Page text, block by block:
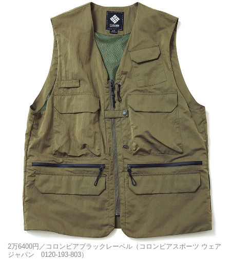
2万6400円／コロンビアブラックレーベル（コロンビアスポーツ ウェア
ジャパン 0120-193-803）